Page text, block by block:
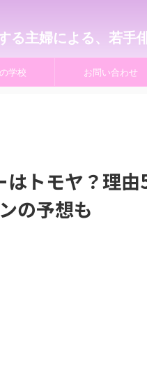
る主婦による、若手
学校 お問い合わせ
はトモヤ？理
の予想も